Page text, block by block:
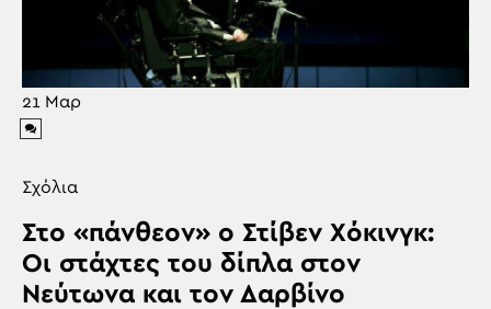
21 Μαρ
Σχόλια
Στο «πάνθεον» ο Στίβεν Χόκινγκ:
Οι στάχτες του δίπλα στον
Νεύτωνα και τον Δαρβίνο